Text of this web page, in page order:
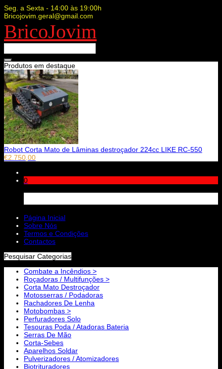
Seg. a Sexta - 14:00 às 19:00h
Bricojovim.geral@gmail.com
BricoJovim
Produtos em destaque
Robot Corta Mato de Lâminas destroçador 224cc LIKE RC-550
€2.750,00
0
Página Inicial
Sobre Nós
Termos e Condições
Contactos
Pesquisar Categorias
Combate a Incêndios >
Roçadoras / Multifunções >
Corta Mato Destroçador
Motosserras / Podadoras
Rachadores De Lenha
Motobombas >
Perfuradores Solo
Tesouras Poda / Atadoras Bateria
Serras De Mão
Corta-Sebes
Aparelhos Soldar
Pulverizadores / Atomizadores
Biotrituradores